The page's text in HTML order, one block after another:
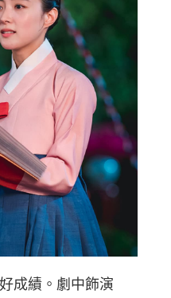
成績。劇中飾演